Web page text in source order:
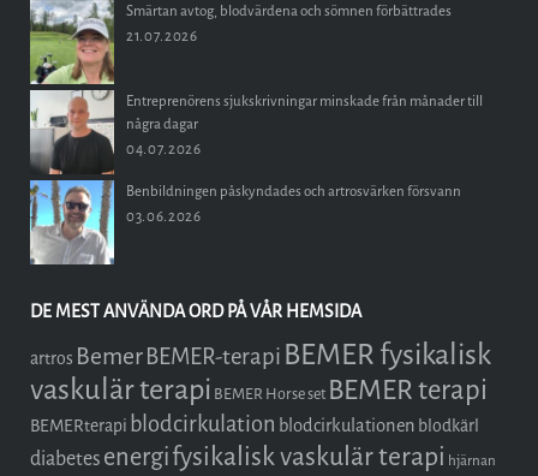
Smärtan avtog, blodvärdena och sömnen förbättrades
21.07.2026
Entreprenörens sjukskrivningar minskade från månader till
några dagar
04.07.2026
Benbildningen påskyndades och artrosvärken försvann
03.06.2026
DE MEST ANVÄNDA ORD PÅ VÅR HEMSIDA
artros BemerBEMER-terapi BEMER fysikalisk
vaskulär terapi BEMER Horse set BEMER terapi
BEMERterapi blodcirkulation blodcirkulationen blodkärl
diabetesenergifysikalisk vaskulär terapi hjärnan